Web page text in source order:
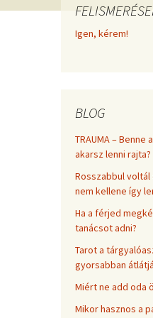
Igen, kérem!
BLOG
TRAUMA –
akarsz lenni rajta?
Rosszabbul voltál
nem kellene így
Ha a férjed
tanácsot adni?
Tarot a
gyorsabban
Miért ne add oda
Mikor hasznos a